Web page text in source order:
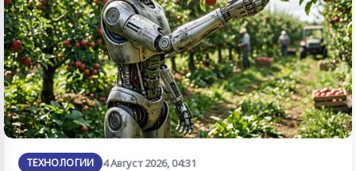
ТЕХНОЛОГИИ 4 Август 2026, 04:31